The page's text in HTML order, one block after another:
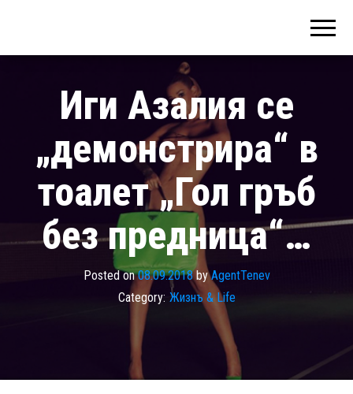
Иги Азалия се
„демонстрира“ в
тоалет „Гол гръб
без предница“…
Posted on08.09.2018byAgentTenev
Category: Жизнъ & Life